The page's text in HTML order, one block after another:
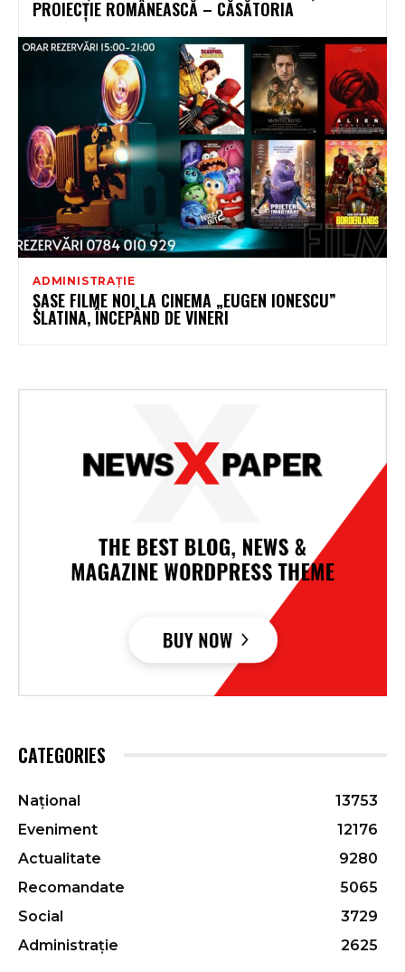
PROIECȚIE ROMÂNEASCĂ – CĂSĂTORIA
ADMINISTRAȚIE
ȘASE FILME NOI LA CINEMA „EUGEN IONESCU”
SLATINA, ÎNCEPÂND DE VINERI
CATEGORIES
Național
13753
Eveniment
12176
Actualitate
9280
Recomandate
5065
Social
3729
Administrație
2625